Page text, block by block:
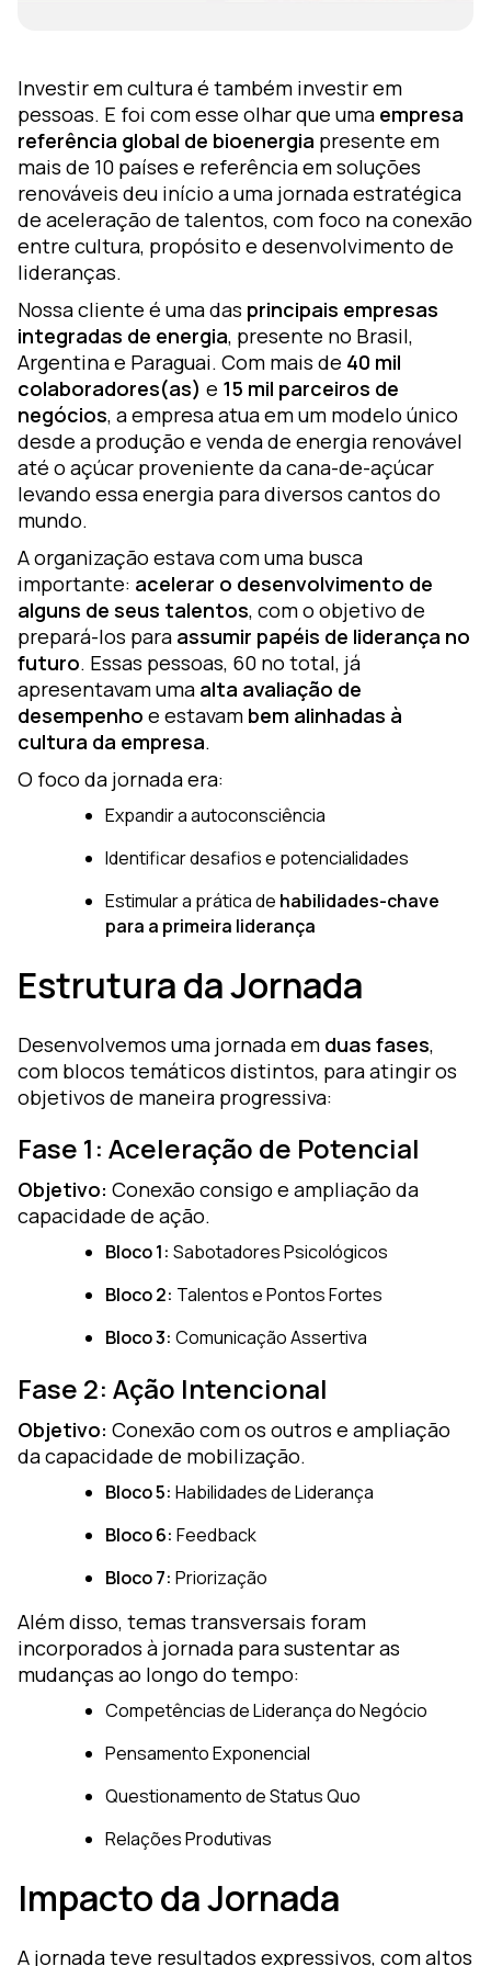
de
—
Investir em cultura é também investir em
pessoas. E foi com esse olhar que uma empresa
referência global de bioenergia presente em
mais de 10 países e referência em soluções
renováveis deu início a uma jornada estratégica
de aceleração de talentos, com foco na conexão
entre cultura, propósito e desenvolvimento de
lideranças.
Nossa cliente é uma das principais empresas
integradas de energia, presente no Brasil,
Argentina e Paraguai. Com mais de 40 mil
colaboradores(as) e 15 mil parceiros de
negócios, a empresa atua em um modelo único
desde a produção e venda de energia renovável
até o açúcar proveniente da cana-de-açúcar
levando essa energia para diversos cantos do
mundo.
A organização estava com uma busca
importante: acelerar o desenvolvimento de
alguns de seus talentos, com o objetivo de
prepará-los para assumir papéis de liderança no
futuro. Essas pessoas, 60 no total, já
apresentavam uma alta avaliação de
desempenho e estavam bem alinhadas à
cultura da empresa.
O foco da jornada era:
Expandir a autoconsciência
Identificar desafios e potencialidades
Estimular a prática de habilidades-chave
para a primeira liderança
Estrutura da Jornada
Desenvolvemos uma jornada em duas fases,
com blocos temáticos distintos, para atingir os
objetivos de maneira progressiva:
Fase 1: Aceleração de Potencial
Objetivo: Conexão consigo e ampliação da
capacidade de ação.
Bloco 1: Sabotadores Psicológicos
Bloco 2: Talentos e Pontos Fortes
Bloco 3: Comunicação Assertiva
Fase 2: Ação Intencional
Objetivo: Conexão com os outros e ampliação
da capacidade de mobilização.
Bloco 5: Habilidades de Liderança
Bloco 6: Feedback
Bloco 7: Priorização
Além disso, temas transversais foram
incorporados à jornada para sustentar as
mudanças ao longo do tempo:
Competências de Liderança do Negócio
Pensamento Exponencial
Questionamento de Status Quo
Relações Produtivas
Impacto da Jornada
A jornada teve resultados expressivos, com altos